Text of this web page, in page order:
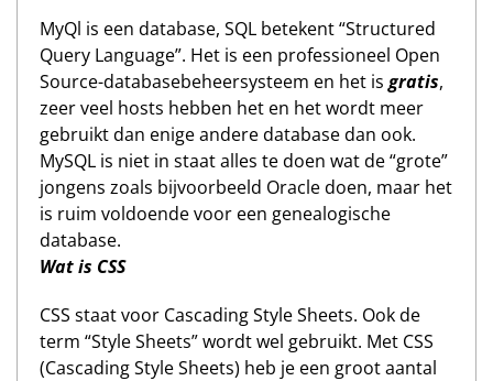
MyQl is een database, SQL betekent “Structured
Query Language”. Het is een professioneel Open
Source-databasebeheersysteem en het is gratis,
zeer veel hosts hebben het en het wordt meer
gebruikt dan enige andere database dan ook.
MySQL is niet in staat alles te doen wat de “grote”
jongens zoals bijvoorbeeld Oracle doen, maar het
is ruim voldoende voor een genealogische
database.
Wat is CSS
CSS staat voor Cascading Style Sheets. Ook de
term “Style Sheets” wordt wel gebruikt. Met CSS
(Cascading Style Sheets) heb je een groot aantal